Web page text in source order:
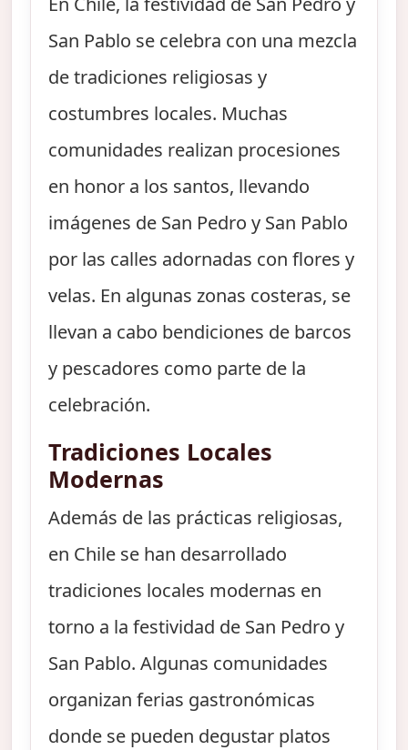
San Pablo se celebra con una mezcla
de tradiciones religiosas y
costumbres locales. Muchas
comunidades realizan procesiones
en honor a los santos, llevando
imágenes de San Pedro y San Pablo
por las calles adornadas con flores y
velas. En algunas zonas costeras, se
llevan a cabo bendiciones de barcos
y pescadores como parte de la
celebración.
Tradiciones Locales
Modernas
Además de las prácticas religiosas,
en Chile se han desarrollado
tradiciones locales modernas en
torno a la festividad de San Pedro y
San Pablo. Algunas comunidades
organizan ferias gastronómicas
donde se pueden degustar platos